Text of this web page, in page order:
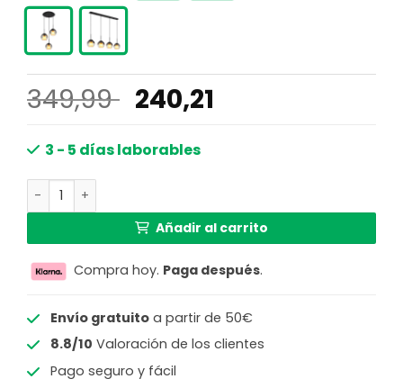
349,99 El
precio
original
240,21
3 - 5 días laborables
Lámpara moderna colgante con esferas de vidrio Barry
Añadir al carrito
Compra hoy. Paga después.
Envío gratuitoa partir de 50€
8.8/10 Valoración de los clientes
Pago seguro y fácil